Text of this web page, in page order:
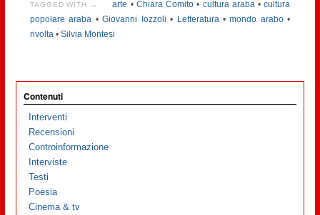
TAGGED WITH → arte • Chiara Comito • cultura araba•cultura
popolare araba •Giovanni Iozzoli • Letteratura•mondo arabo•
rivolta• Silvia Montesi
Contenuti
Interventi
Recensioni
Controinformazione
Interviste
Testi
Poesia
Cinema & tv